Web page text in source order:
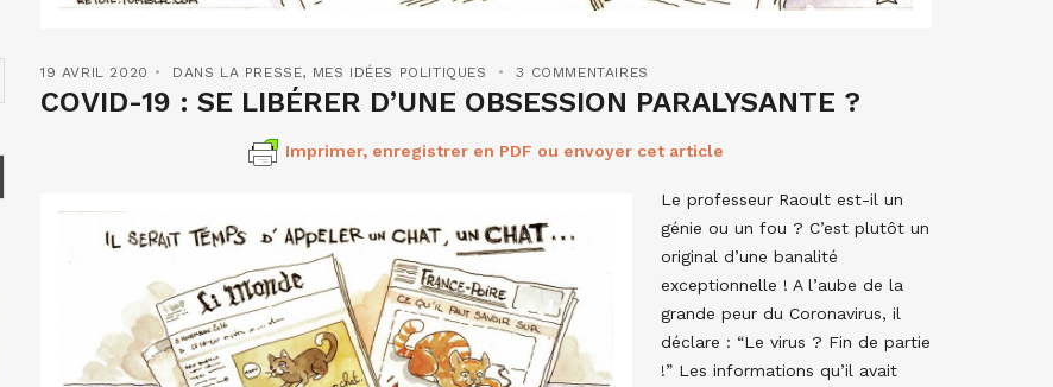
19 AVRIL 2020 DANS LA PRESSE, MES IDÉES POLITIQUES 3 COMMENTAIRES
COVID-19 : SE LIBÉRER D’UNE OBSESSION PARALYSANTE ?
Imprimer, enregistrer en PDF ou envoyer cet article
Le professeur Raoult est-il un
génie ou un fou ? C’est plutôt un
original d’une banalité
exceptionnelle ! A l’aube de la
grande peur du Coronavirus, il
déclare : “Le virus ? Fin de partie
!” Les informations qu’il avait